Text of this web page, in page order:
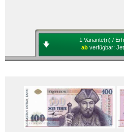
1 Variante(n) /
ab verfügbar: